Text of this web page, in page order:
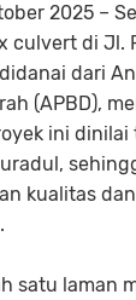
2025 –
culvert di Jl.
dari
(APBD),
ini
kualitas
satu laman